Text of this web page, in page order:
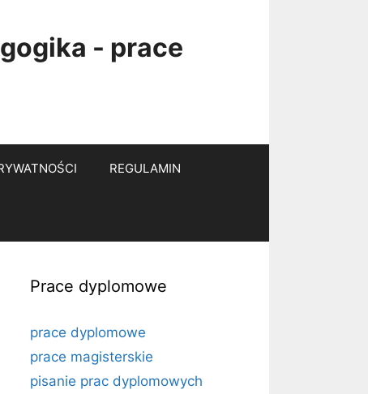
- prace
REGULAMIN
Prace dyplomowe
prace dyplomowe
prace magisterskie
pisanie prac dyplomowych